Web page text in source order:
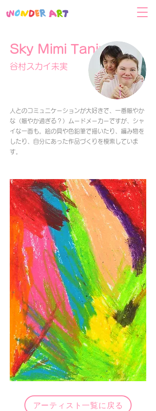
Sky Mimi Tanimura
谷村スカイ未実
人とのコミュニケーションが大好きで、一番賑やか
な（賑やか過ぎる？）ムードメーカーですが、シャ
イな一面も。絵の具や色鉛筆で描いたり、編み物を
したり、自分にあった作品づくりを模索していま
す。
アーティスト一覧に戻る